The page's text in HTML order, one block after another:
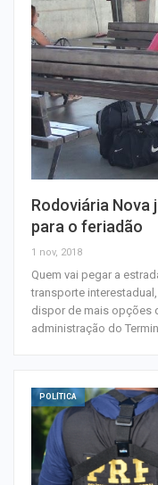
Rodoviária
para o feriadão
1 nov, 2018
Quem vai pegar a
transporte
dispor de mais opções
administração do
POLÍTICA